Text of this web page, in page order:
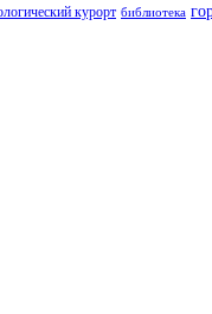
курорт библиотека